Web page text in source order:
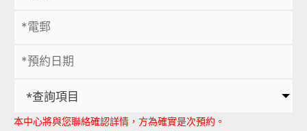
*查詢項目
本中心將與您聯絡確認詳情，方為確實是次預約。